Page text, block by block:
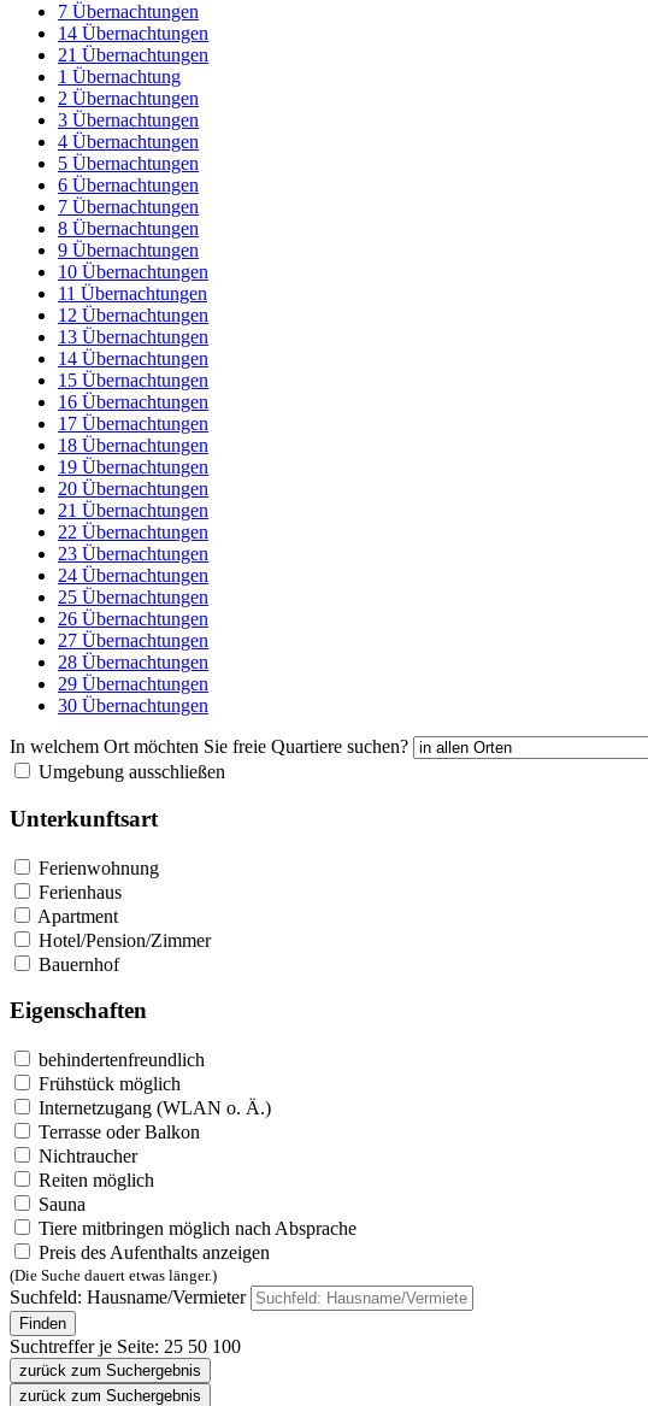
7 Übernachtungen
14 Übernachtungen
21 Übernachtungen
1 Übernachtung
2 Übernachtungen
3 Übernachtungen
4 Übernachtungen
5 Übernachtungen
6 Übernachtungen
7 Übernachtungen
8 Übernachtungen
9 Übernachtungen
10 Übernachtungen
11 Übernachtungen
12 Übernachtungen
13 Übernachtungen
14 Übernachtungen
15 Übernachtungen
16 Übernachtungen
17 Übernachtungen
18 Übernachtungen
19 Übernachtungen
20 Übernachtungen
21 Übernachtungen
22 Übernachtungen
23 Übernachtungen
24 Übernachtungen
25 Übernachtungen
26 Übernachtungen
27 Übernachtungen
28 Übernachtungen
29 Übernachtungen
30 Übernachtungen
In welchem Ort möchten Sie freie Quartiere suchen?
Umgebung ausschließen
Unterkunftsart
Ferienwohnung
Ferienhaus
Apartment
Hotel/Pension/Zimmer
Bauernhof
Eigenschaften
behindertenfreundlich
Frühstück möglich
Internetzugang (WLAN o. Ä.)
Terrasse oder Balkon
Nichtraucher
Reiten möglich
Sauna
Tiere mitbringen möglich nach Absprache
Preis des Aufenthalts anzeigen
(Die Suche dauert etwas länger.)
Suchfeld: Hausname/Vermieter
Finden
Suchtreffer je Seite: 25 50 100
zurück zum Suchergebnis
zurück zum Suchergebnis